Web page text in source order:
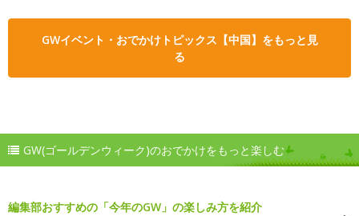
GWイベント・おでかけトピックス【中国】をもっと見
る
GW(ゴールデンウィーク)のおでかけをもっと楽しむ
編集部おすすめの「今年のGW」の楽しみ方を紹介